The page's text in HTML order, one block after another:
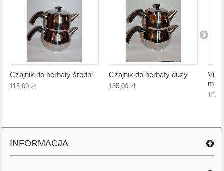
Czajnik do herbaty średni
115,00 zł
Czajnik do herbaty duży
135,00 zł
mini
INFORMACJA